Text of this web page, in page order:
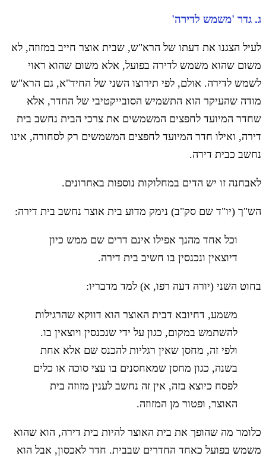
ג. גדר 'משמש לדירה'
לעיל הצגנו את דעתו של הרא"ש, שבית אוצר חייב במזוזה, לא
משום שהוא משמש לדירה בפועל, אלא משום שהוא ראוי
לשמש לדירה. אולם, לפי תירוצו השני של החיד"א, גם הרא"ש
מודה שהעיקר הוא התשמיש הסובייקטיבי של החדר, אלא
שחדר המיועד לחפצים המשמשים את צרכי הבית נחשב בית
דירה, ואילו חדר המיועד לחפצים המשמשים רק לסחורה, אינו
נחשב כבית דירה.
לאבחנה זו יש הדים במחלוקות נוספות באחרונים.
הש"ך (יו"ד שם סק"ב) נימק מדוע בית אוצר נחשב בית דירה:
וכל אחד מהנך אפילו אינם דרים שם ממש כיון
דיוצאין ונכנסין בו חשיב בית דירה.
בחוט השני (יורה דעה רפו, א) למד מדבריו:
משמע, דחיובא דבית האוצר הוא דווקא שהרגילות
להשתמש במקום, כגון על ידי שנכנסין ויוצאין בו.
ולפי זה, מחסן שאין רגליות להכנס שם אלא אחת
בשנה, כגון מחסן שמאחסנים בו עצי סוכה או כלים
לפסח כיוצא בזה, אין זה נחשב לענין מזוזה בית
האוצר, ופטור מן המזוזה.
כלומר מה שהופך את בית האוצר להיות בית דירה, הוא שהוא
משמש בפועל כאחד החדרים שבבית. חדר לאכסון, אבל הוא